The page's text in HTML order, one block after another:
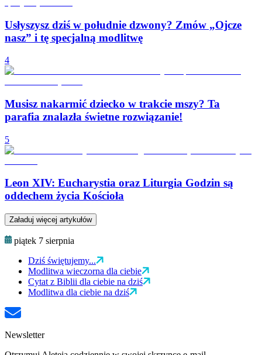
Usłyszysz dziś w południe dzwony? Zmów „Ojcze
nasz” i tę specjalną modlitwę
4
Musisz nakarmić dziecko w trakcie mszy? Ta
parafia znalazła świetne rozwiązanie!
5
Leon XIV: Eucharystia oraz Liturgia Godzin są
oddechem życia Kościoła
Załaduj więcej artykułów
piątek 7 sierpnia
Dziś świętujemy...
Modlitwa wieczorna dla ciebie
Cytat z Biblii dla ciebie na dziś
Modlitwa dla ciebie na dziś
Newsletter